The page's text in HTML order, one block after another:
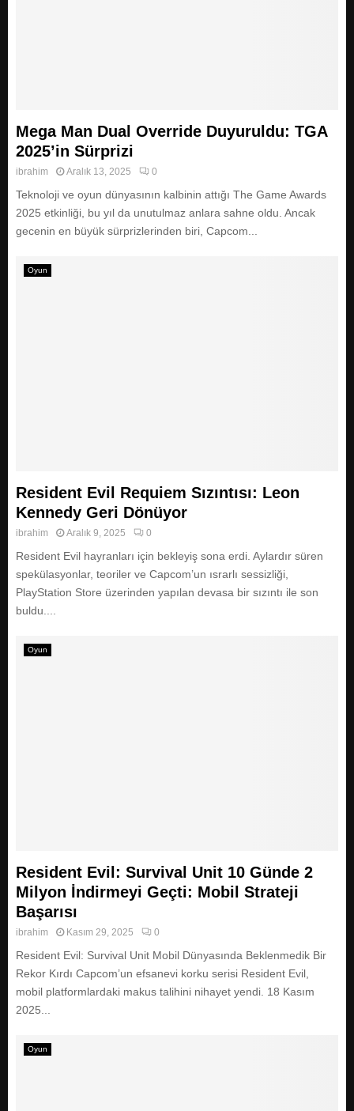
Mega Man Dual Override Duyuruldu: TGA
2025’in Sürprizi
ibrahim Aralık 13, 2025 0
Teknoloji ve oyun dünyasının kalbinin attığı The Game Awards
2025 etkinliği, bu yıl da unutulmaz anlara sahne oldu. Ancak
gecenin en büyük sürprizlerinden biri, Capcom...
Oyun
Resident Evil Requiem Sızıntısı: Leon
Kennedy Geri Dönüyor
ibrahim Aralık 9, 2025 0
Resident Evil hayranları için bekleyiş sona erdi. Aylardır süren
spekülasyonlar, teoriler ve Capcom’un ısrarlı sessizliği,
PlayStation Store üzerinden yapılan devasa bir sızıntı ile son
buldu....
Oyun
Resident Evil: Survival Unit 10 Günde 2
Milyon İndirmeyi Geçti: Mobil Strateji
Başarısı
ibrahim Kasım 29, 2025 0
Resident Evil: Survival Unit Mobil Dünyasında Beklenmedik Bir
Rekor Kırdı Capcom’un efsanevi korku serisi Resident Evil,
mobil platformlardaki makus talihini nihayet yendi. 18 Kasım
2025...
Oyun